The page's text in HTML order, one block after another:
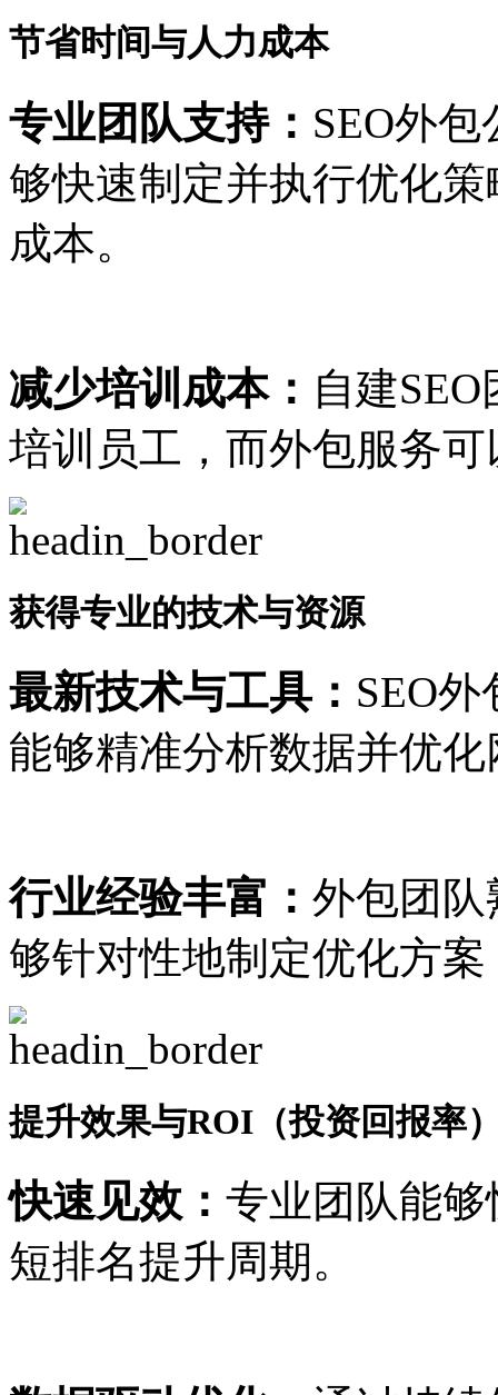
节省时间与人力成本
专业团队支持： SEO外
够快速制定并执行优化
成本。
减少培训成本： 自建
培训员工，而外包服务
获得专业的技术与资源
最新技术与工具： SEO
能够精准分析数据并优化
行业经验丰富： 外包团队
够针对性地制定优化方
提升效果与ROI（投资回报率
快速见效： 专业团队能
短排名提升周期。